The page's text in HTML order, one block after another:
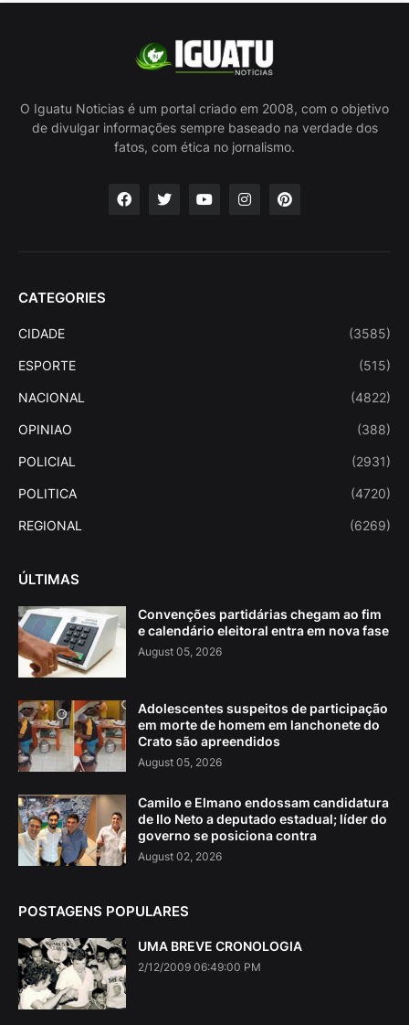
O Iguatu Noticias é um portal criado em 2008, com o objetivo
de divulgar informações sempre baseado na verdade dos
fatos, com ética no jornalismo.
CATEGORIES
CIDADE (3585)
ESPORTE (515)
NACIONAL (4822)
OPINIAO (388)
POLICIAL (2931)
POLITICA (4720)
REGIONAL (6269)
ÚLTIMAS
Convenções partidárias chegam ao fim
e calendário eleitoral entra em nova fase
August 05, 2026
Adolescentes suspeitos de participação
em morte de homem em lanchonete do
Crato são apreendidos
August 05, 2026
Camilo e Elmano endossam candidatura
de Ilo Neto a deputado estadual; líder do
governo se posiciona contra
August 02, 2026
POSTAGENS POPULARES
UMA BREVE CRONOLOGIA
2/12/2009 06:49:00 PM